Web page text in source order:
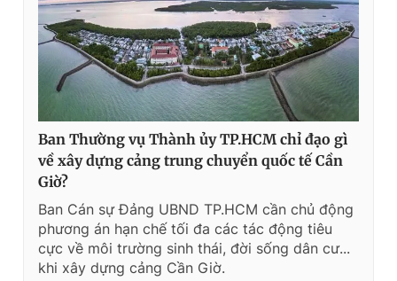
Ban Thường vụ Thành ủy TP.HCM chỉ đạo gì
về xây dựng cảng trung chuyển quốc tế Cần
Giờ?
Ban Cán sự Đảng UBND TP.HCM cần chủ động
phương án hạn chế tối đa các tác động tiêu
cực về môi trường sinh thái, đời sống dân cư...
khi xây dựng cảng Cần Giờ.